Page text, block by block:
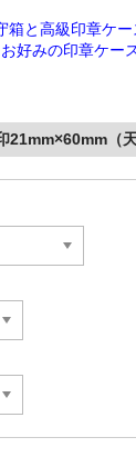
と高級印章ケ
お好みの印章ケー
（天